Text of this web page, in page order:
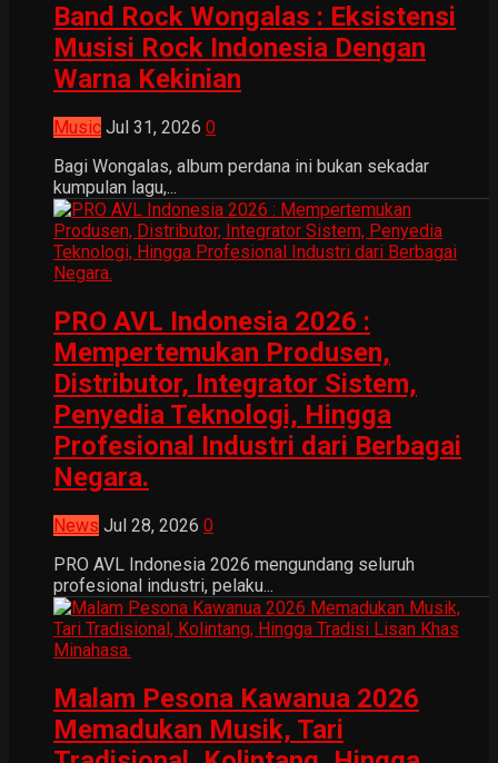
Band Rock Wongalas : Eksistensi
Musisi Rock Indonesia Dengan
Warna Kekinian
Music Jul 31, 2026 0
Bagi Wongalas, album perdana ini bukan sekadar
kumpulan lagu,...
PRO AVL Indonesia 2026 :
Mempertemukan Produsen,
Distributor, Integrator Sistem,
Penyedia Teknologi, Hingga
Profesional Industri dari Berbagai
Negara.
News Jul 28, 2026 0
PRO AVL Indonesia 2026 mengundang seluruh
profesional industri, pelaku...
Malam Pesona Kawanua 2026
Memadukan Musik, Tari